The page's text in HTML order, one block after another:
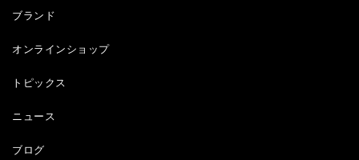
ブランド
オンラインショップ
トピックス
ニュース
ブログ